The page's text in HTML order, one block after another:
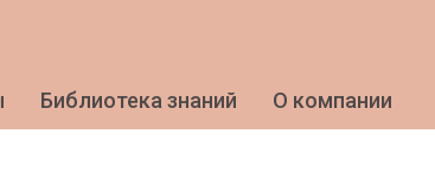
Библиотека знаний О компании